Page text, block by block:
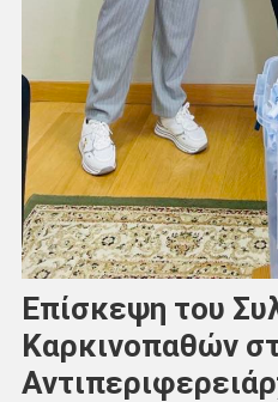
Επίσκεψη του
Καρκινοπαθών